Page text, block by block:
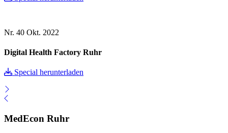
Nr. 40 Okt. 2022
Digital Health Factory Ruhr
Special herunterladen
MedEcon Ruhr